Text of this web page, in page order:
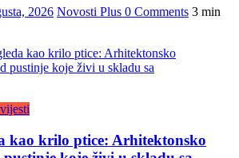
2026 Novosti Plus 0 Comments 3 min
kao krilo ptice: Arhitektonsko